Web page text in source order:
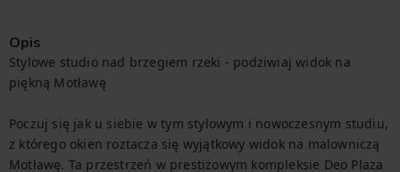
Opis
Stylowe studio nad brzegiem rzeki - podziwiaj widok na
piękną Motławę
Poczuj się jak u siebie w tym stylowym i nowoczesnym studiu,
z którego okien roztacza się wyjątkowy widok na malowniczą
Motławę. Ta przestrzeń w prestiżowym kompleksie Deo Plaza